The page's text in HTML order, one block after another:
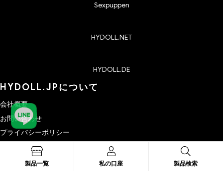
Sexpuppen
HYDOLL.NET
HYDOLL.DE
HYDOLL.JPについて
会社概要
お問い合わせ
プライバシーポリシー
キャンセル・返品・返金
製品一覧 私の口座 製品検索